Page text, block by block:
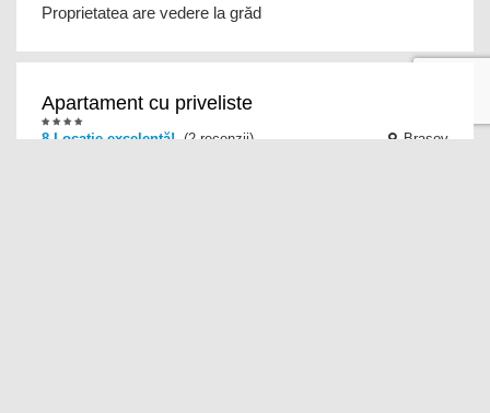
Proprietatea are vedere la grăd
Apartament cu priveliste
8 Locație excelentă!(2 recenzii) Brasov